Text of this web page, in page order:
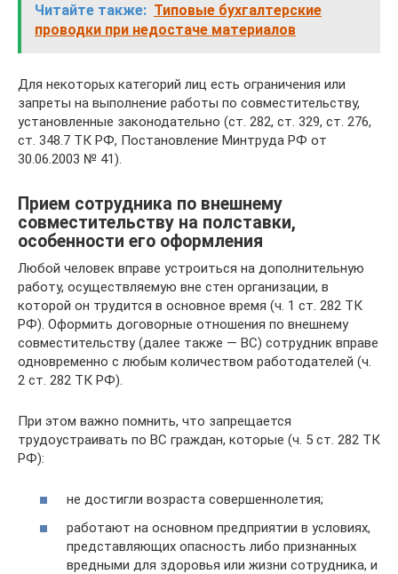
Читайте также: Типовые бухгалтерские
проводки при недостаче материалов
Для некоторых категорий лиц есть ограничения или
запреты на выполнение работы по совместительству,
установленные законодательно (ст. 282, ст. 329, ст. 276,
ст. 348.7 ТК РФ, Постановление Минтруда РФ от
30.06.2003 № 41).
Прием сотрудника по внешнему
совместительству на полставки,
особенности его оформления
Любой человек вправе устроиться на дополнительную
работу, осуществляемую вне стен организации, в
которой он трудится в основное время (ч. 1 ст. 282 ТК
РФ). Оформить договорные отношения по внешнему
совместительству (далее также — ВС) сотрудник вправе
одновременно с любым количеством работодателей (ч.
2 ст. 282 ТК РФ).
При этом важно помнить, что запрещается
трудоустраивать по ВС граждан, которые (ч. 5 ст. 282 ТК
РФ):
не достигли возраста совершеннолетия;
работают на основном предприятии в условиях,
представляющих опасность либо признанных
вредными для здоровья или жизни сотрудника, и